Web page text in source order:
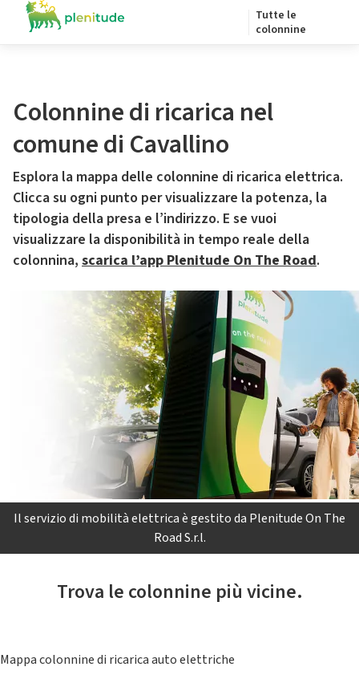
Tutte le
colonnine
Colonnine di ricarica nel
comune di Cavallino
Esplora la mappa delle colonnine di ricarica elettrica.
Clicca su ogni punto per visualizzare la potenza, la
tipologia della presa e l’indirizzo. E se vuoi
visualizzare la disponibilità in tempo reale della
colonnina, scarica l’app Plenitude On The Road.
Il servizio di mobilità elettrica è gestito da Plenitude On The
Road S.r.l.
Trova le colonnine più vicine.
Mappa colonnine di ricarica auto elettriche